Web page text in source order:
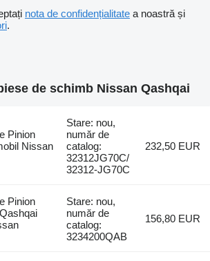
nota de confidențialitate a noastră și
.
de schimb Nissan Qashqai
Pinion
Nissan
Stare: nou,
număr de
catalog:
32312JG70C/
32312-JG70C
232,50 EUR
Pinion
Stare: nou,
număr de
catalog:
3234200QAB
156,80 EUR